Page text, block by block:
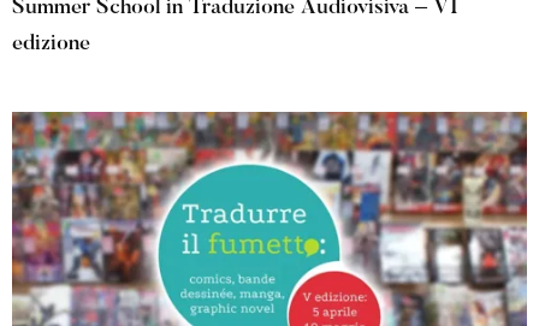
Summer School in Traduzione Audiovisiva – VI
edizione